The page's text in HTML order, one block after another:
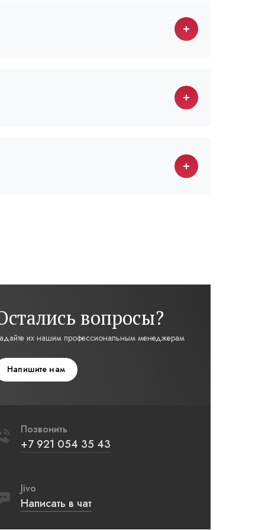
вопросы?
их нашим профессиональным менеджерам
Напишите нам
Позвонить
+7 921 054 35 43
Jivo
Написать в чат